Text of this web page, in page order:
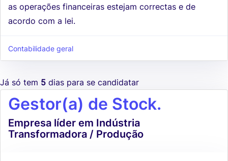
as operações financeiras estejam correctas e de
acordo com a lei.
Contabilidade geral
Já só tem 5 dias para se candidatar
Gestor(a) de Stock.
Empresa líder em Indústria
Transformadora / Produção